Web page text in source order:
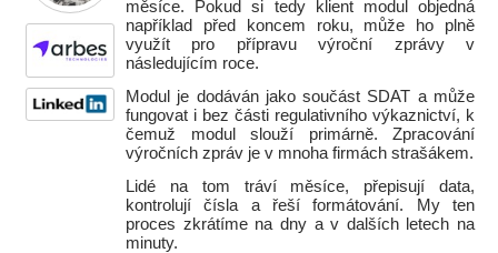
měsíce. Pokud si tedy klient modul objedná
například před koncem roku, může ho plně
využít pro přípravu výroční zprávy v
následujícím roce.
Modul je dodáván jako součást SDAT a může
fungovat i bez části regulativního výkaznictví, k
čemuž modul slouží primárně. Zpracování
výročních zpráv je v mnoha firmách strašákem.
Lidé na tom tráví měsíce, přepisují data,
kontrolují čísla a řeší formátování. My ten
proces zkrátíme na dny a v dalších letech na
minuty.